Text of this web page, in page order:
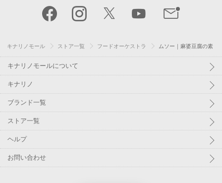
キナリノモール ストア一覧 フードオーケストラ ムソー｜麻婆豆腐の素
キナリノモールについて
キナリノ
ブランド一覧
ストア一覧
ヘルプ
お問い合わせ